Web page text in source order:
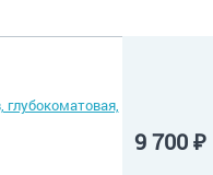
глубокоматовая,
9 700 ₽